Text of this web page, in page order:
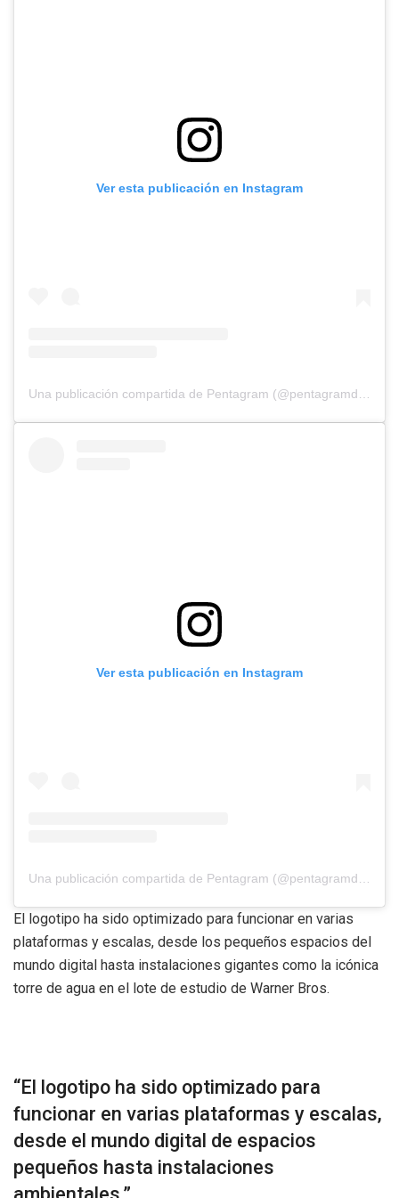
Ver esta publicación en Instagram
Ver esta publicación en Instagram
El logotipo ha sido optimizado para funcionar en varias
plataformas y escalas, desde los pequeños espacios del
mundo digital hasta instalaciones gigantes como la icónica
torre de agua en el lote de estudio de Warner Bros.
“El logotipo ha sido optimizado para
funcionar en varias plataformas y escalas,
desde el mundo digital de espacios
pequeños hasta instalaciones